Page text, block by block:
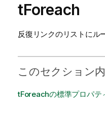
tForeach
反復リンクのリストにル
このセクション内
tForeachの標準プロパテ